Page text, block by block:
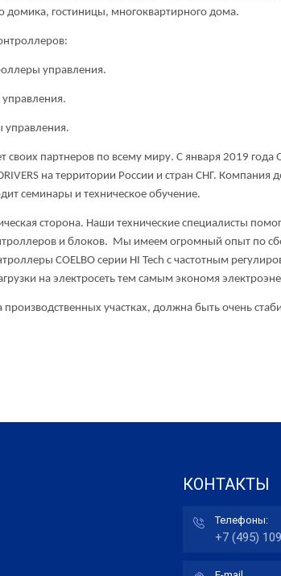
домика, гостиницы, многоквартирного дома.
управления.
управления.
партнеров по всему миру. С января 2019 года
на территории России и стран СНГ. Компания
семинары и техническое обучение.
сторона. Наши технические специалисты
и блоков. Мы имеем огромный опыт по
COELBO серии HI Tech с частотным
на электросеть тем самым экономя
участках, должна быть очень
КОНТАКТЫ
+7 (495)
Телефоны: